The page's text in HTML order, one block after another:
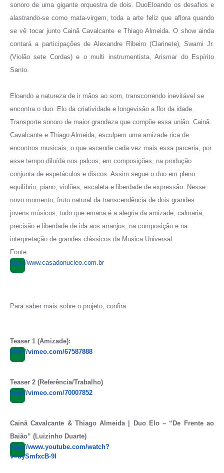
sonoro de uma gigante orquestra de dois. DuoEloando os desafios e
alastrando-se como mata-virgem, toda a arte feliz que aflora quando
se vê tocar junto Cainã Cavalcante e Thiago Almeida. O show ainda
contará a participações de Alexandre Ribeiro (Clarinete), Swami Jr.
(Violão sete Cordas) e o multi instrumentista, Arismar do Espírito
Santo.
Eloando a natureza de ir mãos ao som, transcorrendo inevitável se
encontra o duo. Elo da criatividade e longevisão a flor da idade.
Transporte sonoro de maior grandeza que compõe essa união. Cainã
Cavalcante e Thiago Almeida, esculpem uma amizade rica de
encontros musicais, o que ascende cada vez mais essa parceria, por
esse tempo diluída nos palcos, em composições, na produção
conjunta de espetáculos e discos. Assim segue o duo em pleno
equilíbrio, piano, violões, escaleta e liberdade de expressão. Nesse
novo momento; fruto natural da transcendência de dois grandes
jovens músicos; tudo que emana é a alegria da amizade; calmaria,
precisão e liberdade de ida aos arranjos, na composição e na
interpretação de grandes clássicos da Musica Universal.
Fonte:
http://www.casadonucleo.com.br
Para saber mais sobre o projeto, confira:
Teaser 1 (Amizade):
http://vimeo.com/67587888
Teaser 2 (Referência/Trabalho)
http://vimeo.com/70007852
Cainã Cavalcante & Thiago Almeida | Duo Elo – “De Frente ao
Baião” (Luizinho Duarte)
http://www.youtube.com/watch?
v=uySmfxcB-9I